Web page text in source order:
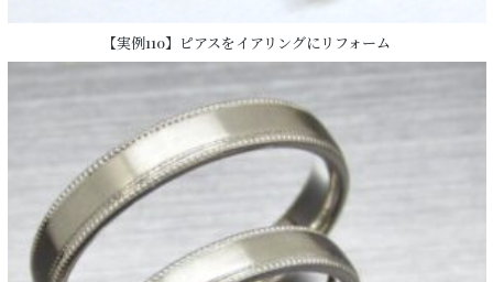
【実例110】ピアスをイアリングにリフォーム